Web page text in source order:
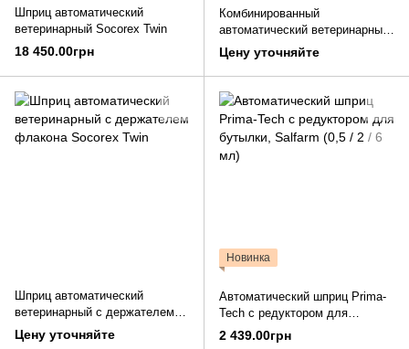
Шприц автоматический
ветеринарный Socorex Twin
18 450.00грн
Комбинированный
автоматический ветеринарный
набор Socorex Combo
Цену уточняйте
Шприц автоматический
ветеринарный с держателем
флакона Socorex Twin
Цену уточняйте
Новинка
Автоматический шприц Prima-
Tech с редуктором для
бутылки, Salfarm (0,5 / 2 / 6 мл)
2 439.00грн